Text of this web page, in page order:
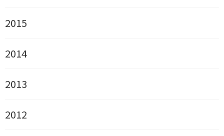
2015
2014
2013
2012